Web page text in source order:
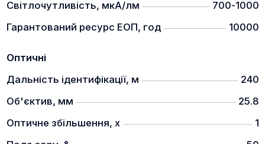
Світлочутливість, мкА/лм
700-1000
Гарантований ресурс ЕОП, год
10000
Оптичні
Дальність ідентифікації, м
240
Об'єктив, мм
25.8
Оптичне збільшення, x
1